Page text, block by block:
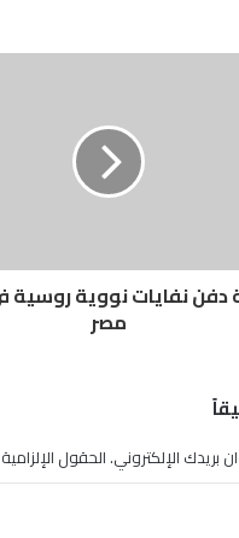
نفايات نووية روسية
مصر
بريدك الإلكتروني. الحقول